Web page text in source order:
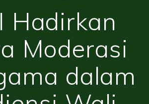
Hadirkan
Moderasi
dalam